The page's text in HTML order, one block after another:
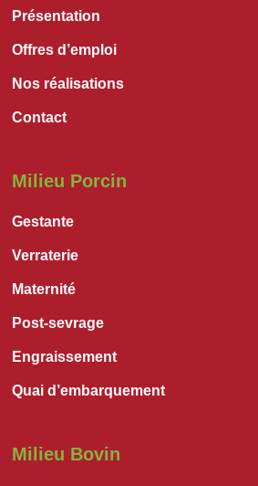
Présentation
Offres d’emploi
Nos réalisations
Contact
Milieu Porcin
Gestante
Verraterie
Maternité
Post-sevrage
Engraissement
Quai d’embarquement
Milieu Bovin